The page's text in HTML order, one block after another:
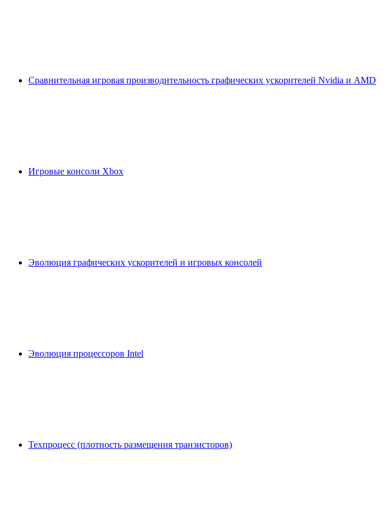
Сравнительная игровая производительность графических ускорителей Nvidia и AMD
Игровые консоли Xbox
Эволюция графических ускорителей и игровых консолей
Эволюция процессоров Intel
Техпроцесс (плотность размещения транзисторов)